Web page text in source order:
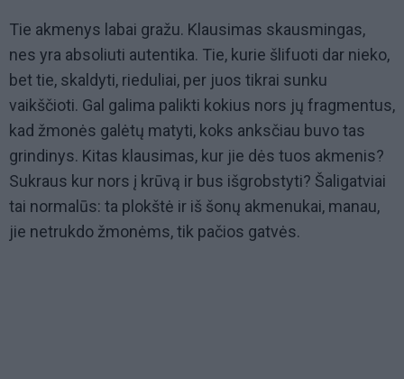
Tie akmenys labai gražu. Klausimas skausmingas,
nes yra absoliuti autentika. Tie, kurie šlifuoti dar nieko,
bet tie, skaldyti, rieduliai, per juos tikrai sunku
vaikščioti. Gal galima palikti kokius nors jų fragmentus,
kad žmonės galėtų matyti, koks anksčiau buvo tas
grindinys. Kitas klausimas, kur jie dės tuos akmenis?
Sukraus kur nors į krūvą ir bus išgrobstyti? Šaligatviai
tai normalūs: ta plokštė ir iš šonų akmenukai, manau,
jie netrukdo žmonėms, tik pačios gatvės.